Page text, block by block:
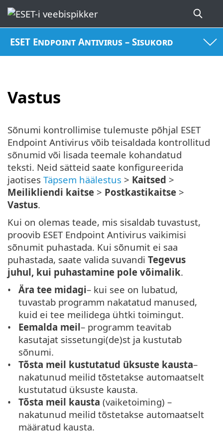
ESET Endpoint Antivirus – Sisukord
Vastus
Sõnumi kontrollimise tulemuste põhjal ESET
Endpoint Antivirus võib teisaldada kontrollitud
sõnumid või lisada teemale kohandatud
teksti. Neid sätteid saate konfigureerida
jaotises Täpsem häälestus > Kaitsed >
Meilikliendi kaitse > Postkastikaitse >
Vastus.
Kui on olemas teade, mis sisaldab tuvastust,
proovib ESET Endpoint Antivirus vaikimisi
sõnumit puhastada. Kui sõnumit ei saa
puhastada, saate valida suvandi Tegevus
juhul, kui puhastamine pole võimalik.
Ära tee midagi– kui see on lubatud,
tuvastab programm nakatatud manused,
kuid ei tee meilidega ühtki toimingut.
Eemalda meil– programm teavitab
kasutajat sissetungi(de)st ja kustutab
sõnumi.
Tõsta meil kustutatud üksuste kausta–
nakatunud meilid tõstetakse automaatselt
kustutatud üksuste kausta.
Tõsta meil kausta (vaiketoiming) –
nakatunud meilid tõstetakse automaatselt
määratud kausta.